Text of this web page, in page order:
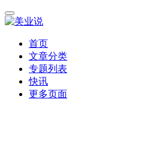
首页
文章分类
专题列表
快讯
更多页面